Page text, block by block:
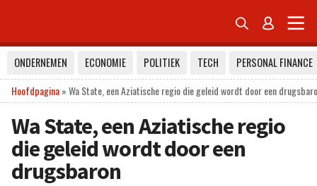
 
ONDERNEMEN ECONOMIE POLITIEK TECH
PERSONAL FINANCE
Hoofdpagina»Wa State, een Aziatische regio die geleid wordt door een
Wa State, een Aziatische regio
die geleid wordt door een
drugsbaron